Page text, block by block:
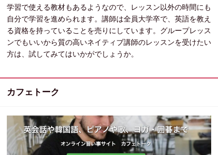
学習で使える教材もあるようなので、レッスン以外の時間にも
自分で学習を進められます。講師は全員大学卒で、英語を教え
る資格を持っていることを売りにしています。グループレッス
ンでもいいから質の高いネイティブ講師のレッスンを受けたい
方は、試してみてはいかがでしょうか。
カフェトーク